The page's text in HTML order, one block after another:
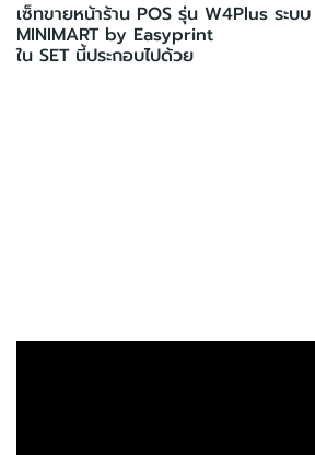
เซ็ทขายหน้าร้าน POS รุ่น W4Plus ระบ
MINIMART by Easyprint
ใน SET นี้ประกอบไปด้วย